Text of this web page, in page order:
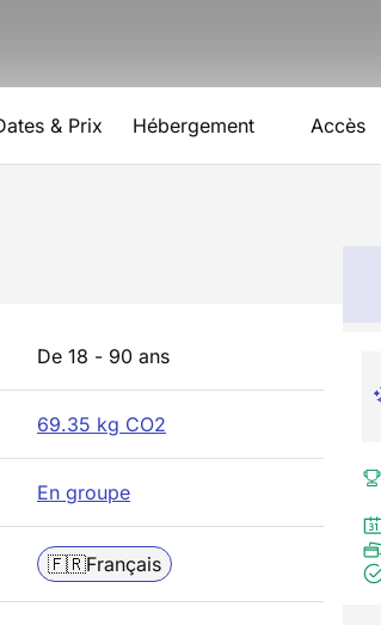
& Prix Hébergement Accès
De 18 - 90 ans
69.35 kg CO2
En groupe
🇫🇷Français